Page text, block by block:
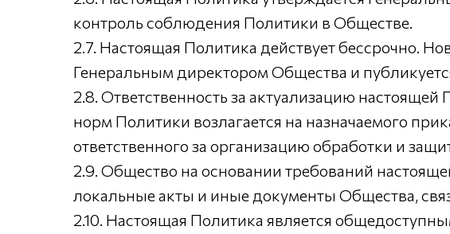
контроль соблюдения Политики в Обществе.
2.7. Настоящая Политика действует бессрочно.
Генеральным директором Общества и
2.8. Ответственность за актуализацию
норм Политики возлагается на назначаемого
ответственного за организацию обработки и
2.9. Общество на основании требований
локальные акты и иные документы Общества,
2.10. Настоящая Политика является